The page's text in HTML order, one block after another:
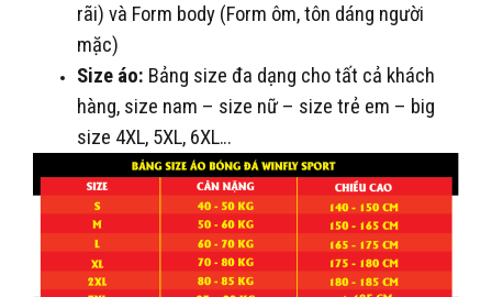
rãi) và Form body (Form ôm, tôn dáng người
mặc)
Size áo: Bảng size đa dạng cho tất cả khách
hàng, size nam – size nữ – size trẻ em – big
size 4XL, 5XL, 6XL…